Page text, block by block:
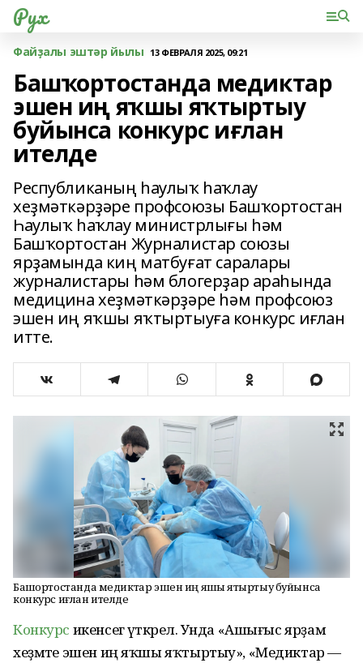
Рух
Файҙалы эштәр йылы 13 ФЕВРАЛЯ 2025, 09:21
Башҡортостанда медиктар
эшен иң яҡшы яҡтыртыу
буйынса конкурс иғлан
ителде
Республиканың һаулыҡ һаҡлау
хеҙмәткәрҙәре профсоюзы Башҡортостан
Һаулыҡ һаҡлау министрлығы һәм
Башҡортостан Журналистар союзы
ярҙамында киң матбуғат саралары
журналистары һәм блогерҙар араһында
медицина хеҙмәткәрҙәре һәм профсоюз
эшен иң яҡшы яҡтыртыуға конкурс иғлан
итте.
Башҡортостанда медиктар эшен иң яҡшы яҡтыртыу буйынса
конкурс иғлан ителде
Конкурс икенсегә үткәрелә. Унда «Ашығыс ярҙам
хеҙмәте эшен иң яҡшы яҡтыртыу», «Медиктар —